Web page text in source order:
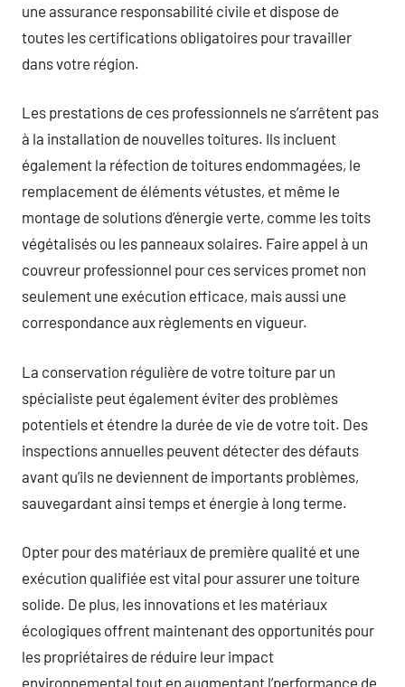
une assurance responsabilité civile et dispose de
toutes les certifications obligatoires pour travailler
dans votre région.
Les prestations de ces professionnels ne s’arrêtent pas
à la installation de nouvelles toitures. Ils incluent
également la réfection de toitures endommagées, le
remplacement de éléments vétustes, et même le
montage de solutions d’énergie verte, comme les toits
végétalisés ou les panneaux solaires. Faire appel à un
couvreur professionnel pour ces services promet non
seulement une exécution efficace, mais aussi une
correspondance aux règlements en vigueur.
La conservation régulière de votre toiture par un
spécialiste peut également éviter des problèmes
potentiels et étendre la durée de vie de votre toit. Des
inspections annuelles peuvent détecter des défauts
avant qu’ils ne deviennent de importants problèmes,
sauvegardant ainsi temps et énergie à long terme.
Opter pour des matériaux de première qualité et une
exécution qualifiée est vital pour assurer une toiture
solide. De plus, les innovations et les matériaux
écologiques offrent maintenant des opportunités pour
les propriétaires de réduire leur impact
environnemental tout en augmentant l’performance de